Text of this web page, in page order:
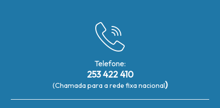
Telefone:
253 422 410
(Chamada para a rede fixa nacional)